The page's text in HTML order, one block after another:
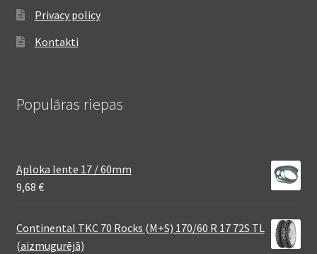
Privacy policy
Kontakti
Populāras riepas
Aploka lente 17 / 60mm
9,68 €
Continental TKC 70 Rocks (M+S) 170/60 R 17 72S TL
(aizmugurējā)